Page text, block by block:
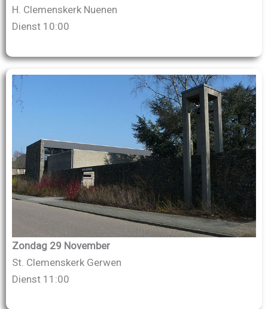
H. Clemenskerk Nuenen
Dienst 10:00
Zondag 29 November
St. Clemenskerk Gerwen
Dienst 11:00